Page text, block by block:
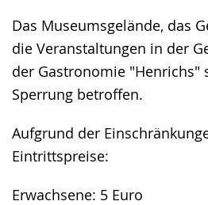
Das Museumsgelände, das
die Veranstaltungen in der
der Gastronomie "Henrichs"
Sperrung betroffen.
Aufgrund der
Eintrittspreise:
Erwachsene: 5 Euro
angezeigt.